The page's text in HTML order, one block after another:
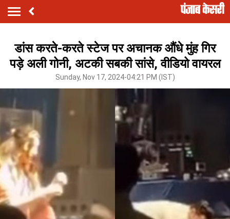
डांस करते-करते स्टेज पर अचानक औंधे मुंह गिर
पड़े अली गोनी, अटकी सबकी सांसे, वीडियो वायरल
Sunday, Nov 17, 2024-04:21 PM (IST)